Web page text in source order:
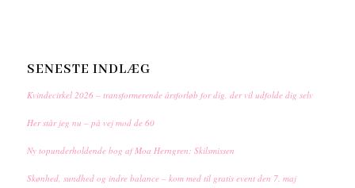
SENESTE INDLÆG
Kvindecirkel 2026 – transformerende årsforløb for dig, der vil udfolde dig selv
Her står jeg nu – på vej mod de 60
Ny topunderholdende bog af Moa Herngren: Skilsmissen
Skønhed, sundhed og indre balance – kom med til gratis event den 7. maj